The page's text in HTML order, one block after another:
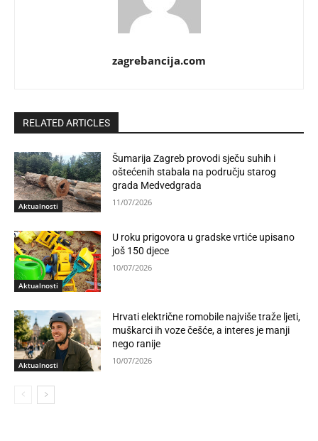
zagrebancija.com
RELATED ARTICLES
Aktualnosti
Šumarija Zagreb provodi sječu suhih i
oštećenih stabala na području starog
grada Medvedgrada
11/07/2026
Aktualnosti
U roku prigovora u gradske vrtiće upisano
još 150 djece
10/07/2026
Aktualnosti
Hrvati električne romobile najviše traže ljeti,
muškarci ih voze češće, a interes je manji
nego ranije
10/07/2026